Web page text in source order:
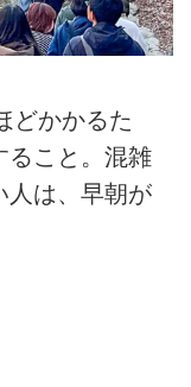
どかかるた
ること。混雑
人は、早朝が